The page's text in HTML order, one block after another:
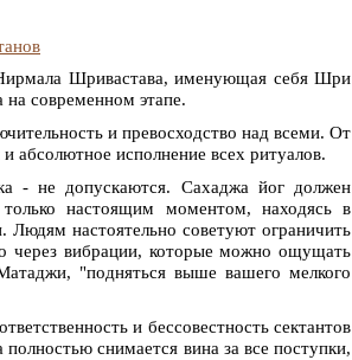
Шривастава, именующая себя Шри
современном этапе.
и превосходство над всеми. От
абсолютное исполнение всех ритуалов.
- не допускаются. Сахаджа йог должен
настоящим моментом, находясь в
настоятельно советуют ограничить
через вибрации, которые можно ощущать
"подняться выше вашего мелкого
и бессовестность сектантов
снимается вина за все поступки,